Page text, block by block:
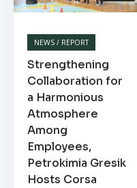
NEWS / REPORT
Strengthening
Collaboration for
a Harmonious
Atmosphere
Among
Employees,
Petrokimia Gresik
Hosts Corsa